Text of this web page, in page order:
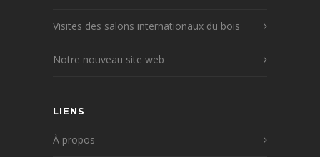
Visites des salons internationaux du bois
Notre nouveau site web
LIENS
À propos